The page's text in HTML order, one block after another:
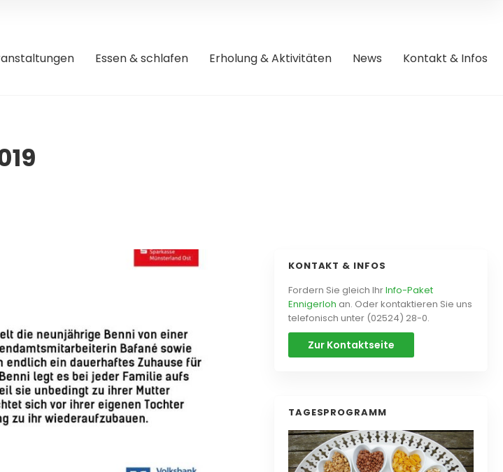
Essen & schlafen Erholung & Aktivitäten News Kontakt & Infos
KONTAKT & INFOS
Fordern Sie gleich IhrInfo-Paket
Ennigerloh an. Oder kontaktieren Sie uns
telefonisch unter (02524) 28-0.
Zur Kontaktseite
TAGESPROGRAMM